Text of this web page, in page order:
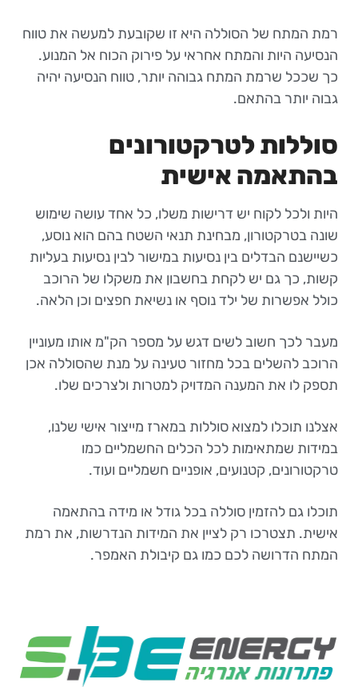
רמת המתח של הסוללה היא זו שקובעת למעשה את טווח
הנסיעה היות והמתח אחראי על פירוק הכוח אל המנוע.
כך שככל שרמת המתח גבוהה יותר, טווח הנסיעה יהיה
גבוה יותר בהתאם.
סוללות לטרקטורונים
בהתאמה אישית
היות ולכל לקוח יש דרישות משלו, כל אחד עושה שימוש
שונה בטרקטורון, מבחינת תנאי השטח בהם הוא נוסע,
כשיישנם הבדלים בין נסיעות במישור לבין נסיעות בעליות
קשות, כך גם יש לקחת בחשבון את משקלו של הרוכב
כולל אפשרות של ילד נוסף או נשיאת חפצים וכן הלאה.
מעבר לכך חשוב לשים דגש על מספר הק"מ אותו מעוניין
הרוכב להשלים בכל מחזור טעינה על מנת שהסוללה אכן
תספק לו את המענה המדויק למטרות ולצרכים שלו.
אצלנו תוכלו למצוא סוללות במארז מייצור אישי שלנו,
במידות שמתאימות לכל הכלים החשמליים כמו
טרקטורונים, קטנועים, אופניים חשמליים ועוד.
תוכלו גם להזמין סוללה בכל גודל או מידה בהתאמה
אישית. תצטרכו רק לציין את המידות הנדרשות, את רמת
המתח הדרושה לכם כמו גם קיבולת האמפר.